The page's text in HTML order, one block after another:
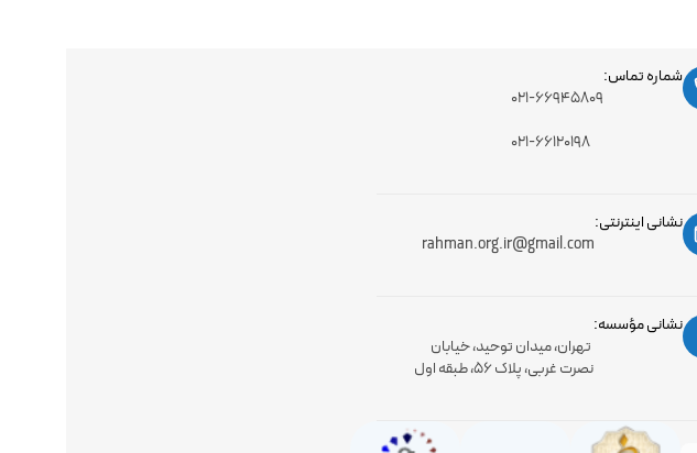
شماره تماس:
۰۲۱-۶۶۹۴۵۸۰۹
۰۲۱-۶۶۱۲۰۱۹۸
نشانی اینترنتی:
rahman.org.ir@gmail.com
نشانی مؤسسه:
تهران، میدان توحید، خیابان
نصرت غربی، پلاک 56، طبقه اول